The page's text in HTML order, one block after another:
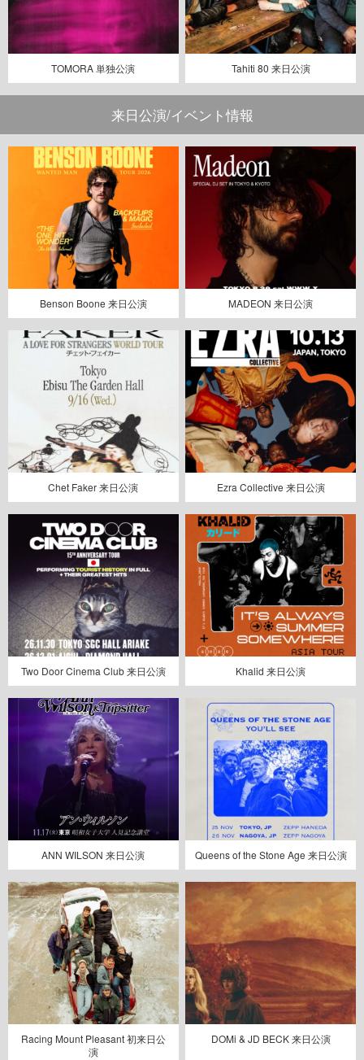
TOMORA 単独公演 Tahiti 80 来日公演
来日公演/イベント情報
Benson Boone 来日公演 MADEON 来日公演
Chet Faker 来日公演 Ezra Collective 来日公演
Two Door Cinema Club 来日公演 Khalid 来日公演
ANN WILSON 来日公演 Queens of the Stone Age 来日公演
Racing Mount Pleasant 初来日公
演
DOMi & JD BECK 来日公演